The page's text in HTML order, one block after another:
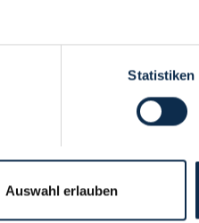
Statistiken
Auswahl erlauben